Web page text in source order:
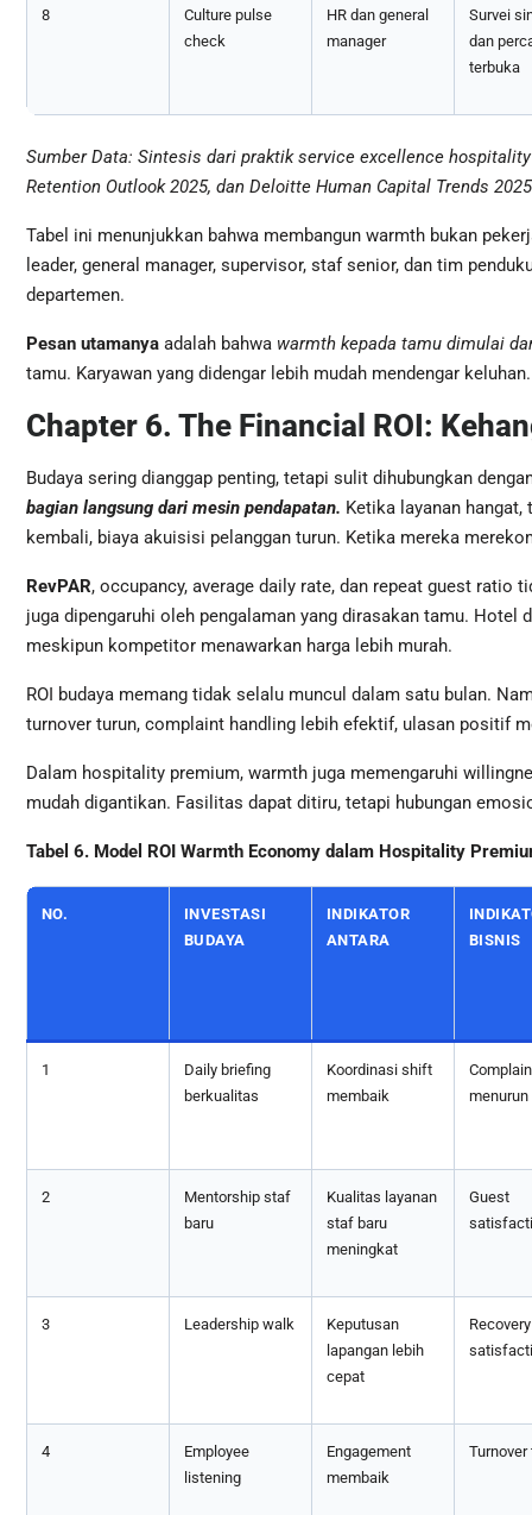
8
Culture pulse
check
HR dan general
manager
Survei
dan
terbuka
Sumber Data: Sintesis dari praktik service excellence
Retention Outlook 2025, dan Deloitte Human Capital Trends
Tabel ini menunjukkan bahwa membangun warmth bukan
leader, general manager, supervisor, staf senior, dan tim
departemen.
Pesan utamanyaadalah bahwa warmth kepada tamu dimulai
tamu. Karyawan yang didengar lebih mudah mendengar
Chapter 6. The Financial ROI:
Budaya sering dianggap penting, tetapi sulit dihubungkan
bagian langsung dari mesin pendapatan. Ketika layanan
kembali, biaya akuisisi pelanggan turun. Ketika mereka
RevPAR, occupancy, average daily rate, dan repeat guest
juga dipengaruhi oleh pengalaman yang dirasakan tamu.
meskipun kompetitor menawarkan harga lebih murah.
ROI budaya memang tidak selalu muncul dalam satu bulan.
turnover turun, complaint handling lebih efektif, ulasan positif
Dalam hospitality premium, warmth juga memengaruhi
mudah digantikan. Fasilitas dapat ditiru, tetapi hubungan
Tabel 6. Model ROI Warmth Economy dalam Hospitality
NO.
INVESTASI
BUDAYA
INDIKATOR
ANTARA
BISNIS
1
Daily briefing
berkualitas
Koordinasi shift
membaik
menurun
2
Mentorship staf
baru
Kualitas layanan
staf baru
meningkat
Guest
3 Leadership walk
Keputusan
lapangan lebih
cepat
Recovery
4
Employee
listening
Engagement
membaik
Turnover